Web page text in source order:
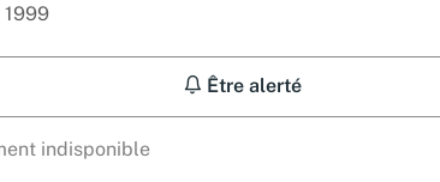
1999
Être alerté
indisponible